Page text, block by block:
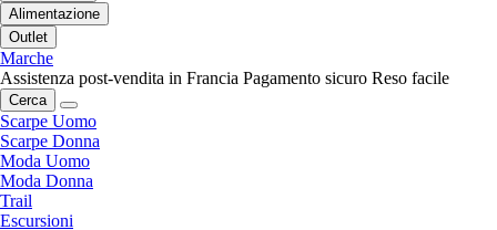
Alimentazione
Outlet
Marche
Assistenza post-vendita in Francia Pagamento sicuro Reso facile
Cerca
Scarpe Uomo
Scarpe Donna
Moda Uomo
Moda Donna
Trail
Escursioni